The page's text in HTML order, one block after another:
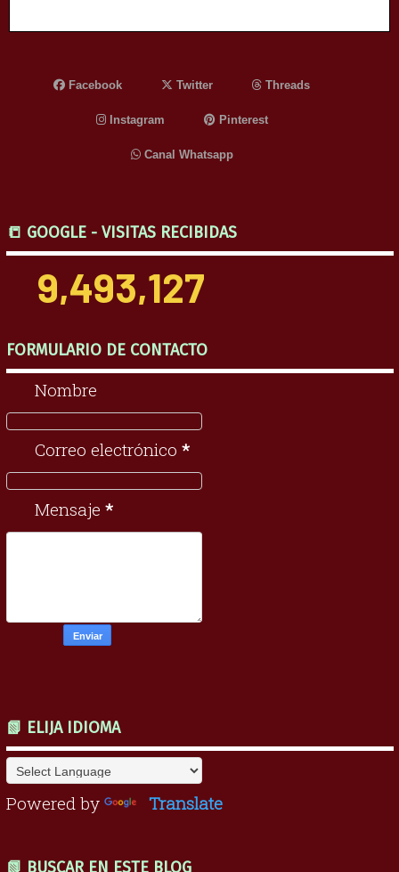
Facebook Twitter Threads
Instagram Pinterest
Canal Whatsapp
📒 GOOGLE - VISITAS RECIBIDAS
9,493,127
FORMULARIO DE CONTACTO
Nombre
Correo electrónico *
Mensaje *
📗 ELIJA IDIOMA
Powered by Translate
📗 BUSCAR EN ESTE BLOG